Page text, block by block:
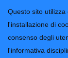
Questo sito
l'installazione di
consenso degli
l'informativa
Form di